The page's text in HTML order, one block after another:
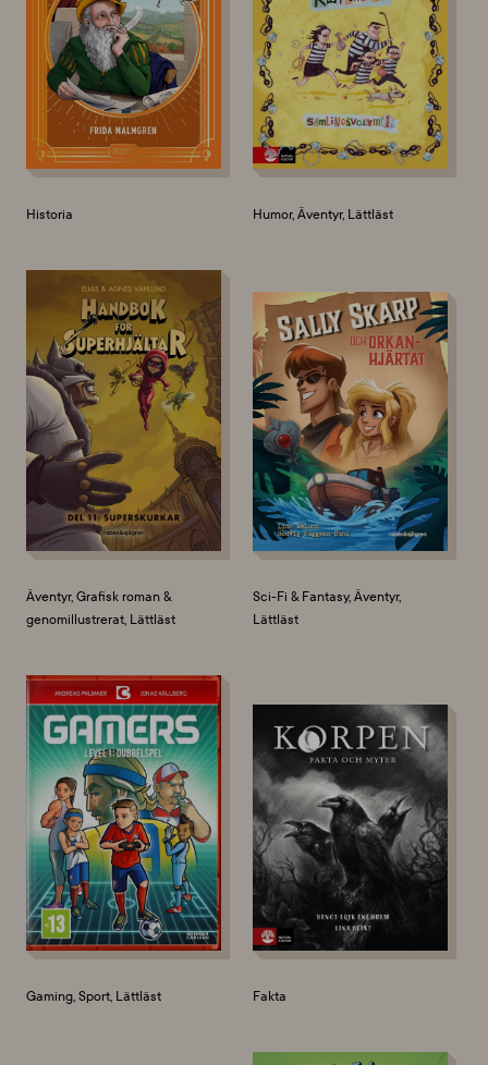
Historia Humor, Äventyr, Lättläst
Äventyr, Grafisk roman &
genomillustrerat, Lättläst
Sci-Fi & Fantasy, Äventyr,
Lättläst
Gaming, Sport, Lättläst Fakta